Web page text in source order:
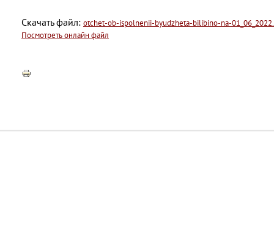
Скачать файл: otchet-ob-ispolnenii-byudzheta-bilibino-na-
Посмотреть онлайн файл